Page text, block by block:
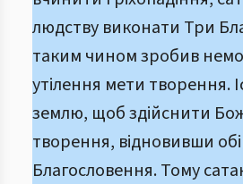
людству виконати Три
таким чином зробив
утілення мети творення.
землю, щоб здійснити
творення, відновивши
Благословення. Тому